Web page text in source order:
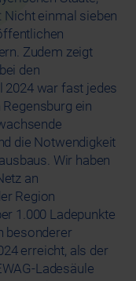
Nicht einmal sieben
Zudem zeigt
den
2024 war fast jedes
ein
die Notwendigkeit
Wir haben
an
Region
1.000 Ladepunkte
besonderer
erreicht, als der
Ladesäule